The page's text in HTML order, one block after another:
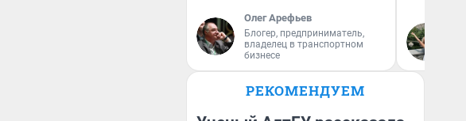
Олег Арефьев
Блогер, предприниматель,
владелец в транспортном
бизнесе
РЕКОМЕНДУЕМ